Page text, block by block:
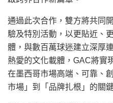
通過此次合作，雙方將共同
驗及特別活動，以更貼近、
體，與數百萬球迷建立深厚
熱愛的文化載體，GAC將實
在墨西哥市場高端、可靠、
市場」到「品牌扎根」的關